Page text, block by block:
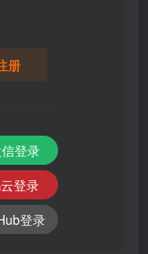
册
登录
登录
登录